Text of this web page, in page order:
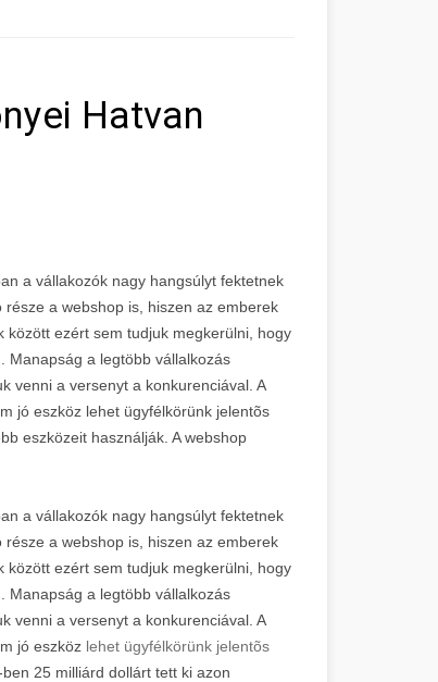
Hatvan
a vállakozók nagy hangsúlyt fektetnek
a webshop is, hiszen az emberek
ezért sem tudjuk megkerülni, hogy
Manapság a legtöbb vállalkozás
venni a versenyt a konkurenciával. A
jó eszköz lehet ügyfélkörünk jelentõs
eszközeit használják. A webshop
a vállakozók nagy hangsúlyt fektetnek
a webshop is, hiszen az emberek
ezért sem tudjuk megkerülni, hogy
Manapság a legtöbb vállalkozás
venni a versenyt a konkurenciával. A
jó eszköz lehet ügyfélkörünk jelentõs
25 milliárd dollárt tett ki azon